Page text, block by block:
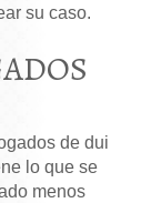
su caso.
de dui
lo que se
menos